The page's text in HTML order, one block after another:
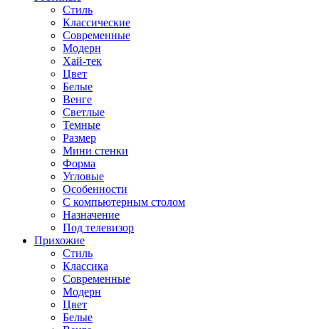
Стиль
Классические
Современные
Модерн
Хай-тек
Цвет
Белые
Венге
Светлые
Темные
Размер
Мини стенки
Форма
Угловые
Особенности
С компьютерным столом
Назначение
Под телевизор
Прихожие
Стиль
Классика
Современные
Модерн
Цвет
Белые